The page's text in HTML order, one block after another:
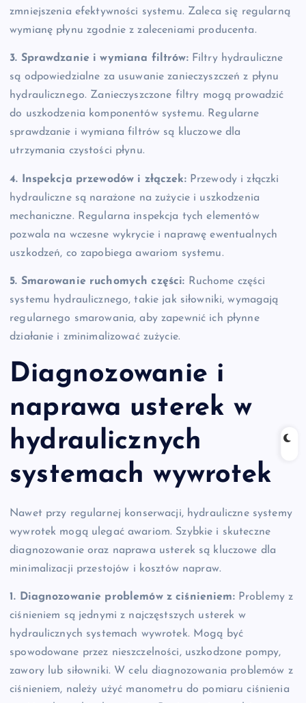
zmniejszenia efektywności systemu. Zaleca się regularną
wymianę płynu zgodnie z zaleceniami producenta.
3. Sprawdzanie i wymiana filtrów:Filtry hydrauliczne
są odpowiedzialne za usuwanie zanieczyszczeń z płynu
hydraulicznego. Zanieczyszczone filtry mogą prowadzić
do uszkodzenia komponentów systemu. Regularne
sprawdzanie i wymiana filtrów są kluczowe dla
utrzymania czystości płynu.
4. Inspekcja przewodów i złączek:Przewody i złączki
hydrauliczne są narażone na zużycie i uszkodzenia
mechaniczne. Regularna inspekcja tych elementów
pozwala na wczesne wykrycie i naprawę ewentualnych
uszkodzeń, co zapobiega awariom systemu.
5. Smarowanie ruchomych części: Ruchome części
systemu hydraulicznego, takie jak siłowniki, wymagają
regularnego smarowania, aby zapewnić ich płynne
działanie i zminimalizować zużycie.
Diagnozowanie i
naprawa usterek w
hydraulicznych
systemach wywrotek
Nawet przy regularnej konserwacji, hydrauliczne systemy
wywrotek mogą ulegać awariom. Szybkie i skuteczne
diagnozowanie oraz naprawa usterek są kluczowe dla
minimalizacji przestojów i kosztów napraw.
1. Diagnozowanie problemów z ciśnieniem:Problemy z
ciśnieniem są jednymi z najczęstszych usterek w
hydraulicznych systemach wywrotek. Mogą być
spowodowane przez nieszczelności, uszkodzone pompy,
zawory lub siłowniki. W celu diagnozowania problemów z
ciśnieniem, należy użyć manometru do pomiaru ciśnienia